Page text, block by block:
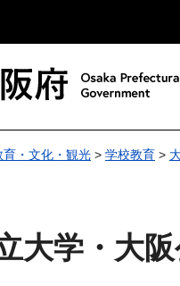
育・文化・観光 > 学校教育 >
大学・大